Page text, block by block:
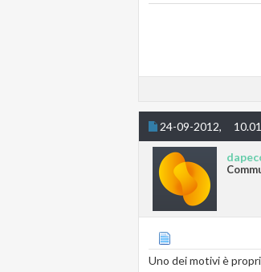
24-09-2012,
Uno dei motivi è